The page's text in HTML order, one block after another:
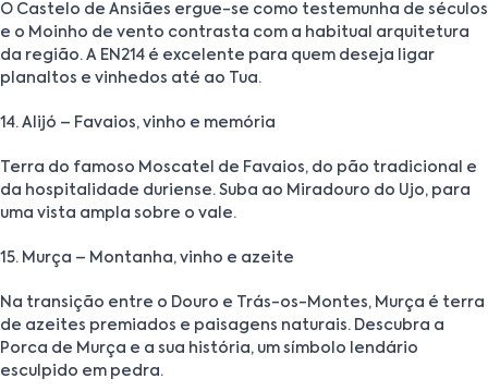
O Castelo de Ansiães ergue-se como testemunha de séculos
e o Moinho de vento contrasta com a habitual arquitetura
da região. A EN214 é excelente para quem deseja ligar
planaltos e vinhedos até ao Tua.
14. Alijó – Favaios, vinho e memória
Terra do famoso Moscatel de Favaios, do pão tradicional e
da hospitalidade duriense. Suba ao Miradouro do Ujo, para
uma vista ampla sobre o vale.
15. Murça – Montanha, vinho e azeite
Na transição entre o Douro e Trás-os-Montes, Murça é terra
de azeites premiados e paisagens naturais. Descubra a
Porca de Murça e a sua história, um símbolo lendário
esculpido em pedra.